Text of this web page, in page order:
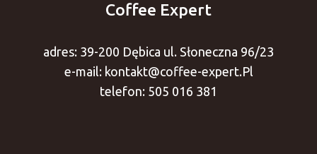
Coffee Expert
adres: 39-200 Dębica ul. Słoneczna 96/23
e-mail: kontakt@coffee-expert.Pl
telefon: 505 016 381